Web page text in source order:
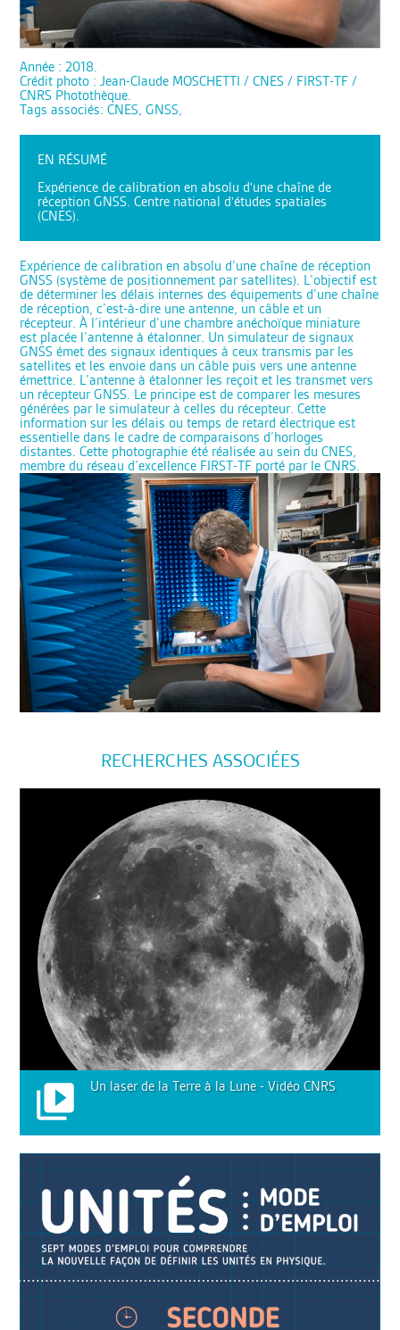
Année : 2018.
Crédit photo : Jean-Claude MOSCHETTI / CNES / FIRST-TF /
CNRS Photothèque.
Tags associés: CNES, GNSS,
EN RÉSUMÉ
Expérience de calibration en absolu d'une chaîne de
réception GNSS. Centre national d'études spatiales
(CNES).
Expérience de calibration en absolu d’une chaîne de réception
GNSS (système de positionnement par satellites). L’objectif est
de déterminer les délais internes des équipements d’une chaîne
de réception, c’est-à-dire une antenne, un câble et un
récepteur. À l’intérieur d’une chambre anéchoïque miniature
est placée l’antenne à étalonner. Un simulateur de signaux
GNSS émet des signaux identiques à ceux transmis par les
satellites et les envoie dans un câble puis vers une antenne
émettrice. L’antenne à étalonner les reçoit et les transmet vers
un récepteur GNSS. Le principe est de comparer les mesures
générées par le simulateur à celles du récepteur. Cette
information sur les délais ou temps de retard électrique est
essentielle dans le cadre de comparaisons d’horloges
distantes. Cette photographie été réalisée au sein du CNES,
membre du réseau d’excellence FIRST-TF porté par le CNRS.
RECHERCHES ASSOCIÉES
Un laser de la Terre à la Lune - Vidéo CNRS